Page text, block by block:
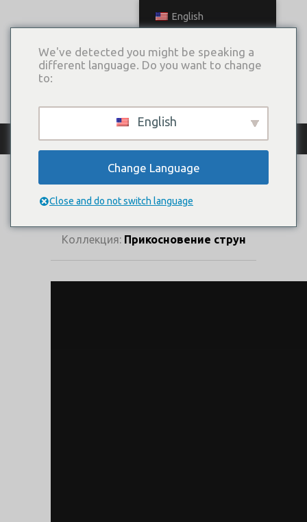
КАТАЛОГ ПЛАТЬЕВ
ВЕРОЯТНОСТЬ
(КОРСЕТ)
Коллекция: Прикосновение струн
English
We've detected you might be speaking a
different language. Do you want to change
to:
English
Change Language
Close and do not switch language